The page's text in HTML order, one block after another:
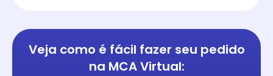
Veja como é fácil fazer seu pedido
na MCA Virtual: